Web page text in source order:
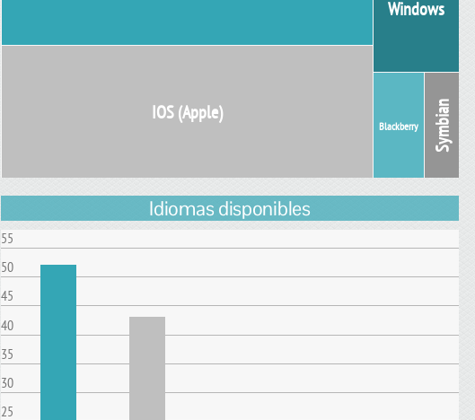
IOS (Apple)
Windows
Blackberry Symbian
Idiomas disponibles
55
50
45
40
35
30
25